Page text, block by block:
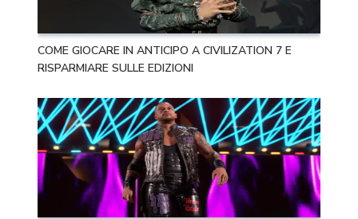
COME GIOCARE IN ANTICIPO A CIVILIZATION 7 E
RISPARMIARE SULLE EDIZIONI